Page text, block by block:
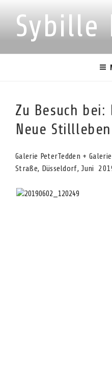
Inhalt
springenSybille
Zu Besuch
Neue Stillleben
Galerie PeterTedden +
Straße, Düsseldorf, Juni